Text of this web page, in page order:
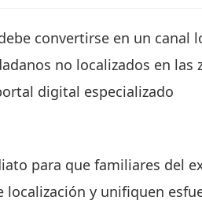
convertirse en un canal
no localizados en las
digital especializado
para que familiares del
y unifiquen